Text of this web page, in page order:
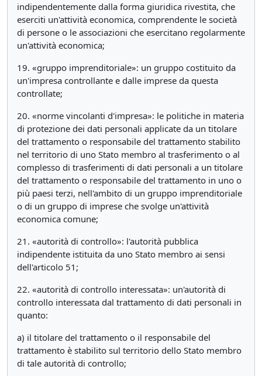
indipendentemente dalla forma giuridica rivestita, che
eserciti un'attività economica, comprendente le società
di persone o le associazioni che esercitano regolarmente
un'attività economica;
19. «gruppo imprenditoriale»: un gruppo costituito da
un'impresa controllante e dalle imprese da questa
controllate;
20. «norme vincolanti d'impresa»: le politiche in materia
di protezione dei dati personali applicate da un titolare
del trattamento o responsabile del trattamento stabilito
nel territorio di uno Stato membro al trasferimento o al
complesso di trasferimenti di dati personali a un titolare
del trattamento o responsabile del trattamento in uno o
più paesi terzi, nell'ambito di un gruppo imprenditoriale
o di un gruppo di imprese che svolge un'attività
economica comune;
21. «autorità di controllo»: l'autorità pubblica
indipendente istituita da uno Stato membro ai sensi
dell'articolo 51;
22. «autorità di controllo interessata»: un'autorità di
controllo interessata dal trattamento di dati personali in
quanto:
a) il titolare del trattamento o il responsabile del
trattamento è stabilito sul territorio dello Stato membro
di tale autorità di controllo;